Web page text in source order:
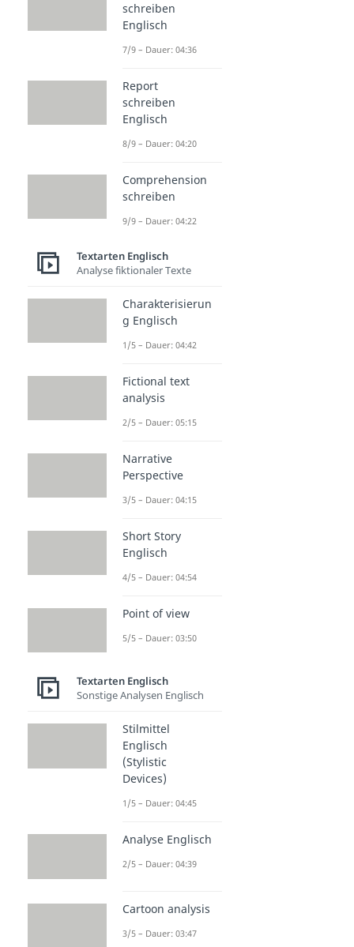
schreiben
Englisch
7/9 – Dauer: 04:36
Report
schreiben
Englisch
8/9 – Dauer: 04:20
Comprehension
schreiben
9/9 – Dauer: 04:22
Textarten Englisch
Analyse fiktionaler Texte
Charakterisierun
g Englisch
1/5 – Dauer: 04:42
Fictional text
analysis
2/5 – Dauer: 05:15
Narrative
Perspective
3/5 – Dauer: 04:15
Short Story
Englisch
4/5 – Dauer: 04:54
Point of view
5/5 – Dauer: 03:50
Textarten Englisch
Sonstige Analysen Englisch
Stilmittel
Englisch
(Stylistic
Devices)
1/5 – Dauer: 04:45
Analyse Englisch
2/5 – Dauer: 04:39
Cartoon analysis
3/5 – Dauer: 03:47